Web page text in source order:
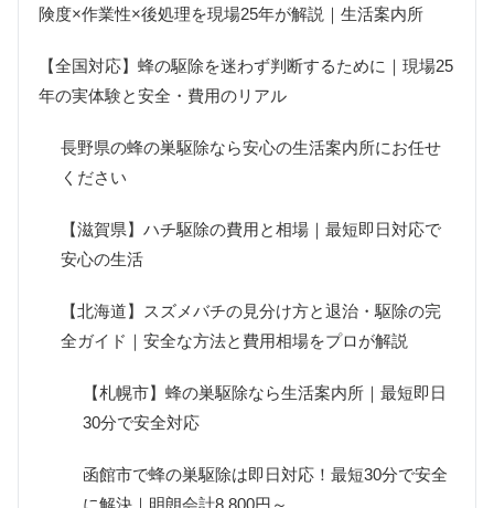
険度×作業性×後処理を現場25年が解説｜生活案内所
【全国対応】蜂の駆除を迷わず判断するために｜現場25
年の実体験と安全・費用のリアル
長野県の蜂の巣駆除なら安心の生活案内所にお任せ
ください
【滋賀県】ハチ駆除の費用と相場｜最短即日対応で
安心の生活
【北海道】スズメバチの見分け方と退治・駆除の完
全ガイド｜安全な方法と費用相場をプロが解説
【札幌市】蜂の巣駆除なら生活案内所｜最短即日
30分で安全対応
函館市で蜂の巣駆除は即日対応！最短30分で安全